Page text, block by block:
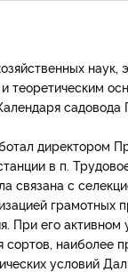
наук,
теоретическим
садовода
директором
в п.
связана с
грамотных
При его активном
сортов, наиболее
условий